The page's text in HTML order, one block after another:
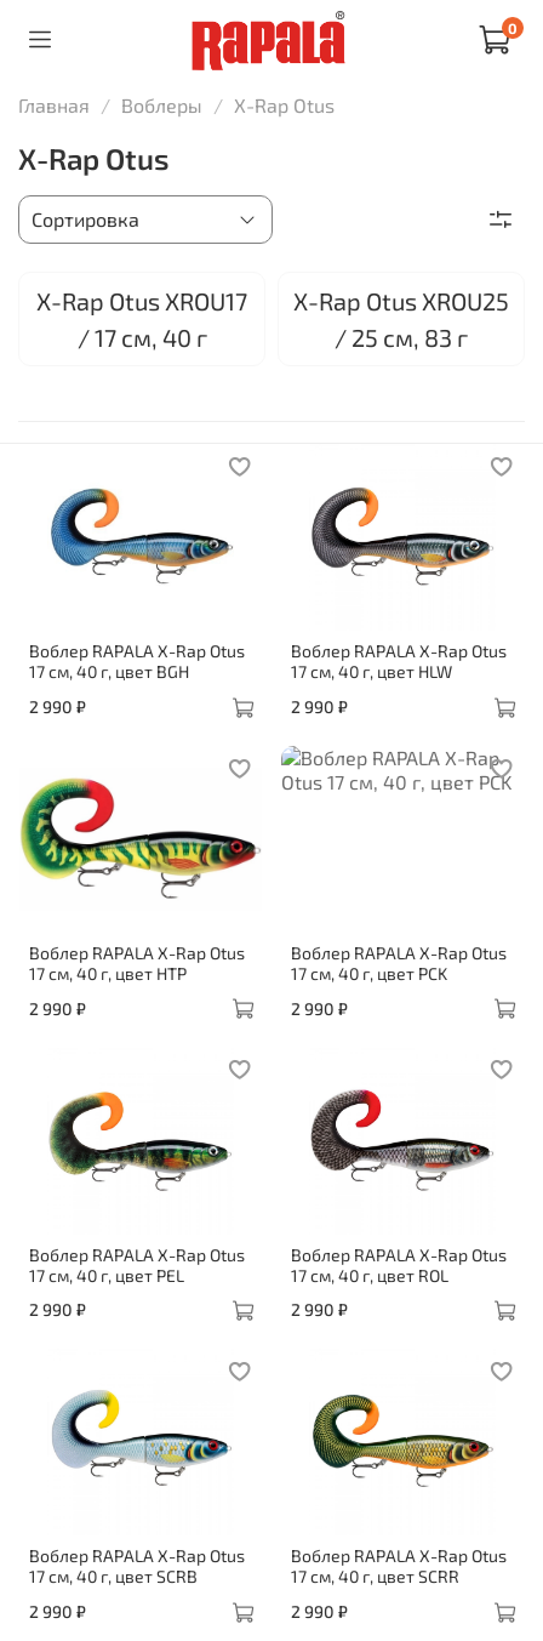
0
Главная Воблеры X-Rap Otus
X-Rap Otus
X-Rap Otus XROU17
/ 17 см, 40 г
X-Rap Otus XROU25
/ 25 см, 83 г
Воблер RAPALA X-Rap Otus
17 см, 40 г, цвет BGH
2 990 ₽
Воблер RAPALA X-Rap Otus
17 см, 40 г, цвет HLW
2 990 ₽
Воблер RAPALA X-Rap Otus
17 см, 40 г, цвет HTP
2 990 ₽
Воблер RAPALA X-Rap Otus
17 см, 40 г, цвет PCK
2 990 ₽
Воблер RAPALA X-Rap Otus
17 см, 40 г, цвет PEL
2 990 ₽
Воблер RAPALA X-Rap Otus
17 см, 40 г, цвет ROL
2 990 ₽
Воблер RAPALA X-Rap Otus
17 см, 40 г, цвет SCRB
2 990 ₽
Воблер RAPALA X-Rap Otus
17 см, 40 г, цвет SCRR
2 990 ₽